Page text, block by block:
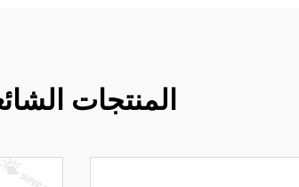
المنتجات